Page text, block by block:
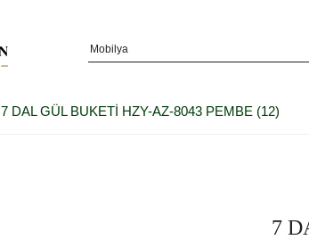
7 DAL GÜL BUKETİ HZY-AZ-8043 PEMBE (12)
7